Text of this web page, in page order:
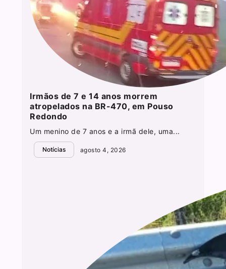
Irmãos de 7 e 14 anos morrem
atropelados na BR-470, em Pouso
Redondo
Um menino de 7 anos e a irmã dele, uma...
Notícias agosto 4, 2026